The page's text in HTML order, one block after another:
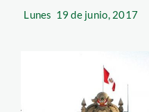
Lunes 19 de junio, 2017